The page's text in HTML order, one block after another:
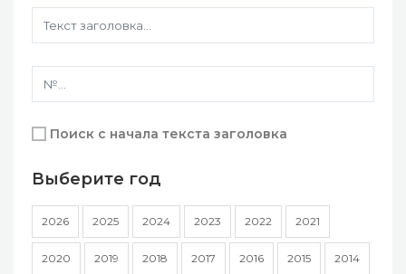
Поиск с начала текста заголовка
Выберите год
2026 2025 2024 2023 2022 2021
2020 2019 2018 2017 2016 2015 2014